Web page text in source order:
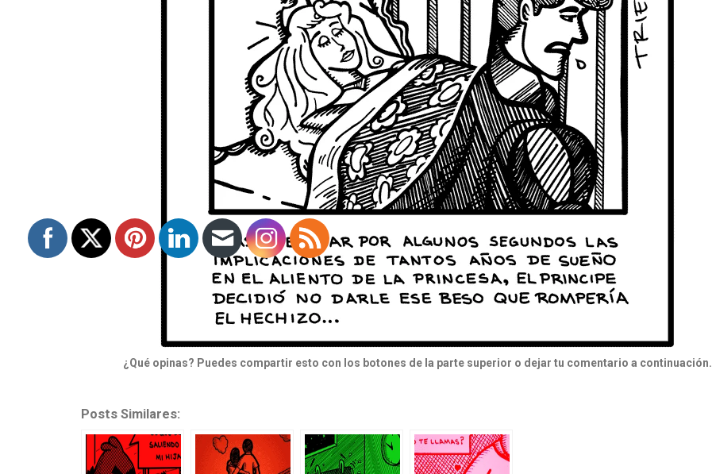
¿Qué opinas? Puedes compartir esto con los botones de la parte superior o dejar tu comentario a continuación.
Posts Similares: